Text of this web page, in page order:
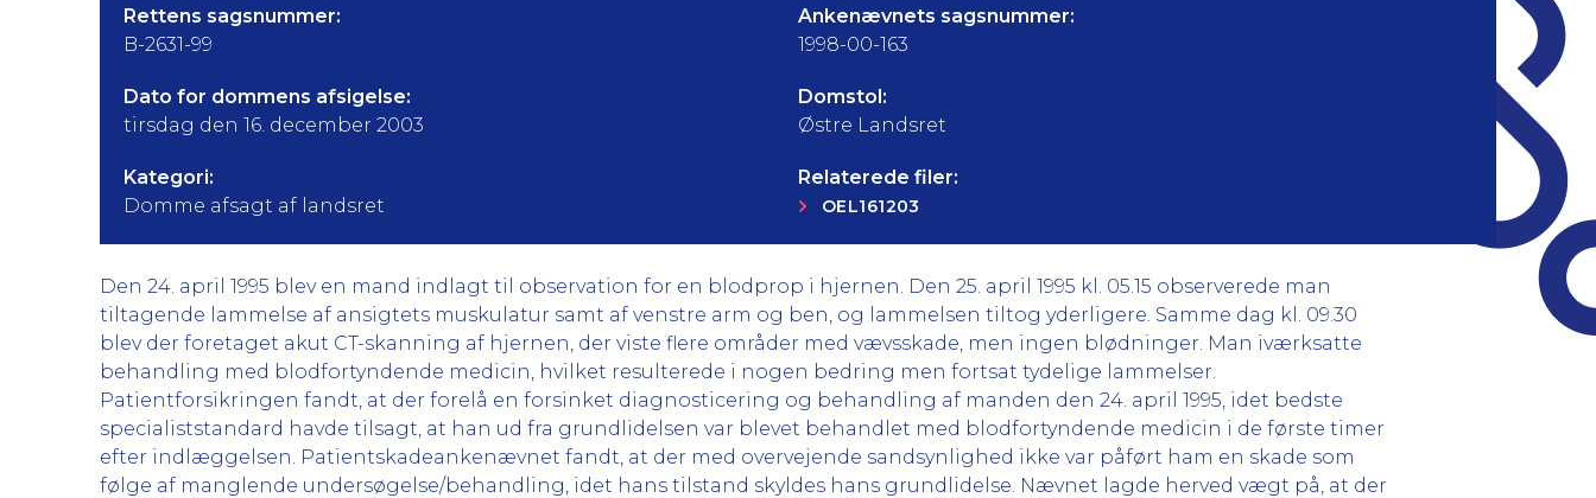
Rettens sagsnummer:
B-2631-99
Ankenævnets sagsnummer:
1998-00-163
Dato for dommens afsigelse:
tirsdag den 16. december 2003
Domstol:
Østre Landsret
Kategori:
Domme afsagt af landsret
Relaterede filer:
OEL161203
Den 24. april 1995 blev en mand indlagt til observation for en blodprop i hjernen. Den 25. april 1995 kl. 05.15 observerede man
tiltagende lammelse af ansigtets muskulatur samt af venstre arm og ben, og lammelsen tiltog yderligere. Samme dag kl. 09.30
blev der foretaget akut CT-skanning af hjernen, der viste flere områder med vævsskade, men ingen blødninger. Man iværksatte
behandling med blodfortyndende medicin, hvilket resulterede i nogen bedring men fortsat tydelige lammelser.
Patientforsikringen fandt, at der forelå en forsinket diagnosticering og behandling af manden den 24. april 1995, idet bedste
specialiststandard havde tilsagt, at han ud fra grundlidelsen var blevet behandlet med blodfortyndende medicin i de første timer
efter indlæggelsen. Patientskadeankenævnet fandt, at der med overvejende sandsynlighed ikke var påført ham en skade som
følge af manglende undersøgelse/behandling, idet hans tilstand skyldes hans grundlidelse. Nævnet lagde herved vægt på, at der